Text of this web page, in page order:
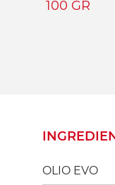
100 GR
OLIO EVO